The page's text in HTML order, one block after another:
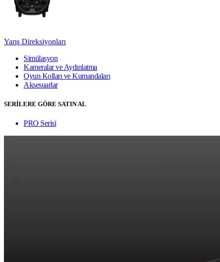
Yarış Direksiyonları
Simülasyon
Kameralar ve Aydınlatma
Oyun Kolları ve Kumandaları
Aksesuarlar
SERİLERE GÖRE SATIN AL
PRO Serisi